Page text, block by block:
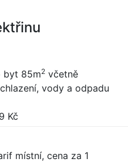
byt 85m2 včetně
vody a odpadu
Kč
místní, cena za 1